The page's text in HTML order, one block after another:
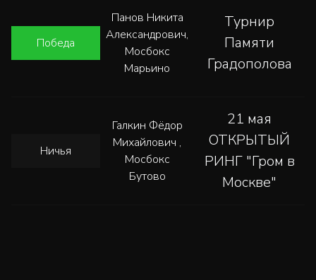
Победа
Панов Никита
Александрович,
Мосбокс
Марьино
Турнир
Памяти
Градополова
Ничья
Галкин Фëдор
Михайлович ,
Мосбокс
Бутово
21 мая
ОТКРЫТЫЙ
РИНГ "Гром в
Москве"